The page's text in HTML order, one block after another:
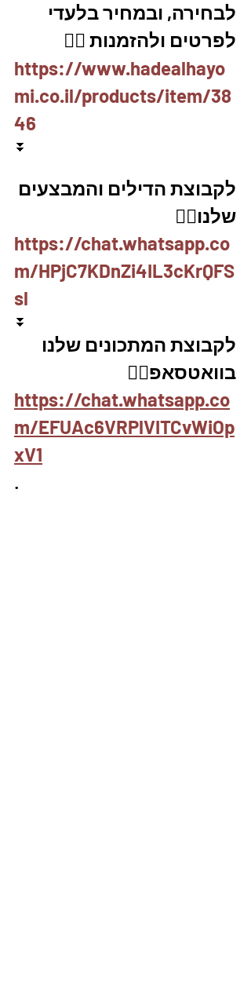
לבחירה, ובמחיר בלעדי
לפרטים ולהזמנות 👇🏼
https://www.hadealhayo
mi.co.il/products/item/38
46
⏬
לקבוצת הדילים והמבצעים
שלנו👇🏽
https://chat.whatsapp.co
m/HPjC7KDnZi4IL3cKrQFS
sl
⏬
לקבוצת המתכונים שלנו
בוואטסאפ👇🏽
https://chat.whatsapp.co
m/EFUAc6VRPlVITCvWiOp
xV1
.